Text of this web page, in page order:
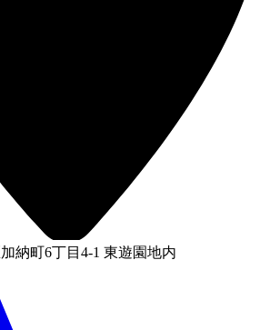
納町6丁目4-1 東遊園地内